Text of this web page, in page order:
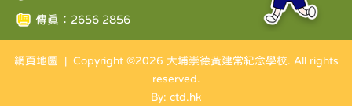
傳真：2656 2856
網頁地圖 | Copyright ©2026 大埔崇德黃建常紀念學校. All rights
reserved.
By: ctd.hk